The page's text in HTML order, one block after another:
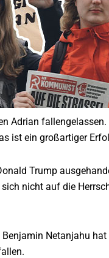
Adrian
ist ein großartiger
Trump
nicht auf die
Netanjahu